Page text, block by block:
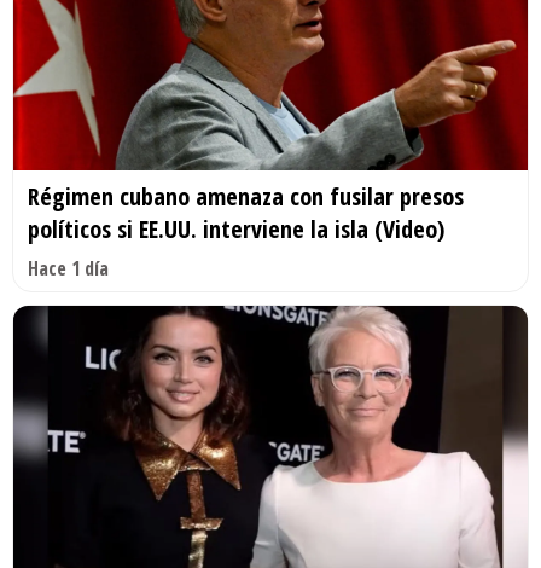
Régimen cubano amenaza con fusilar presos
políticos si EE.UU. interviene la isla (Video)
Hace 1 día